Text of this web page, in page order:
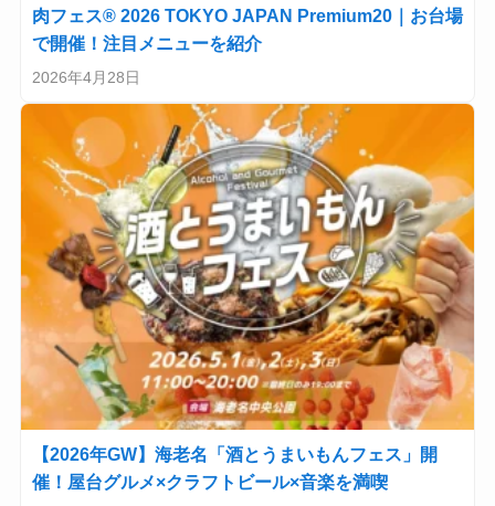
肉フェス® 2026 TOKYO JAPAN Premium20｜お台場
で開催！注目メニューを紹介
2026年4月28日
【2026年GW】海老名「酒とうまいもんフェス」開
催！屋台グルメ×クラフトビール×音楽を満喫